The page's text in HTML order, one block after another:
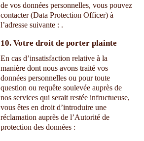
de vos données personnelles, vous pouvez
contacter (Data Protection Officer) à
l’adresse suivante : .
10. Votre droit de porter plainte
En cas d’insatisfaction relative à la
manière dont nous avons traité vos
données personnelles ou pour toute
question ou requête soulevée auprès de
nos services qui serait restée infructueuse,
vous êtes en droit d’introduire une
réclamation auprès de l’Autorité de
protection des données :